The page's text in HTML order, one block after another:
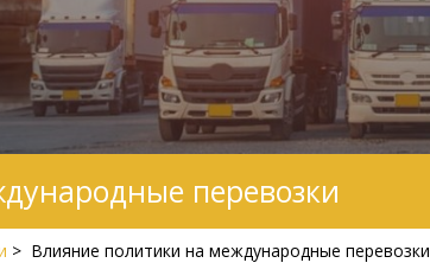
перевозки
> Влияние политики на международные перевозки